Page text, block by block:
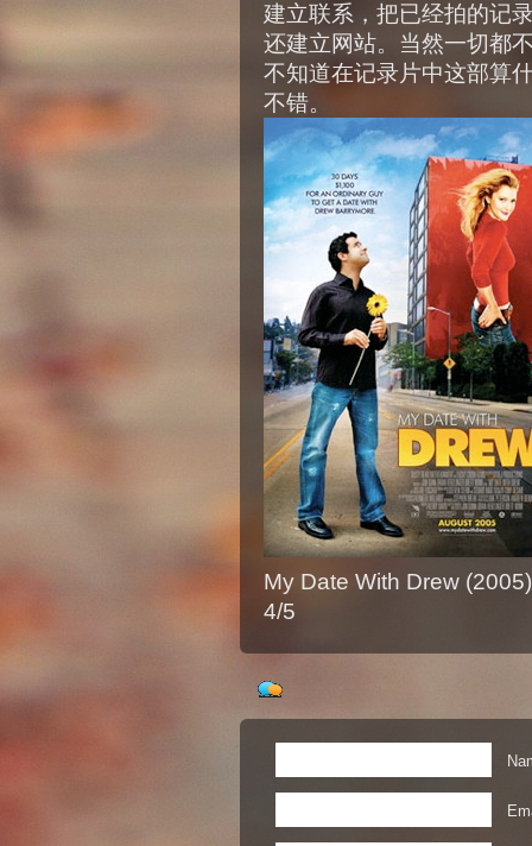
建立联系，把已经拍的记
还建立网站。当然一切都
不知道在记录片中这部算
不错。
My Date With Drew (2005)
4/5